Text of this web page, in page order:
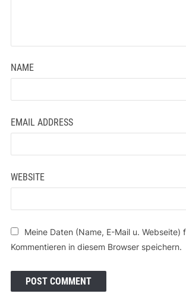
NAME
EMAIL ADDRESS
WEBSITE
Meine Daten (Name, E-Mail u. Webseite)
Kommentieren in diesem Browser speichern.